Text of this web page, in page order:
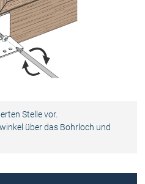
Stelle vor.
über das Bohrloch und